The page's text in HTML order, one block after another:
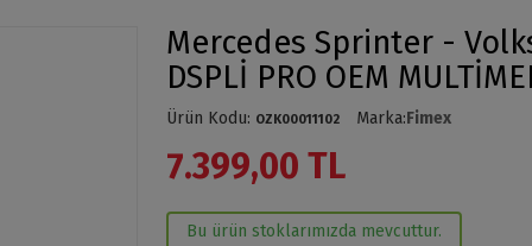
Mercedes Sprinter -
DSPLİ PRO OEM
Ürün Kodu: OZK00011102 Marka:Fimex
7.399,00 TL
Bu ürün stoklarımızda mevcuttur.